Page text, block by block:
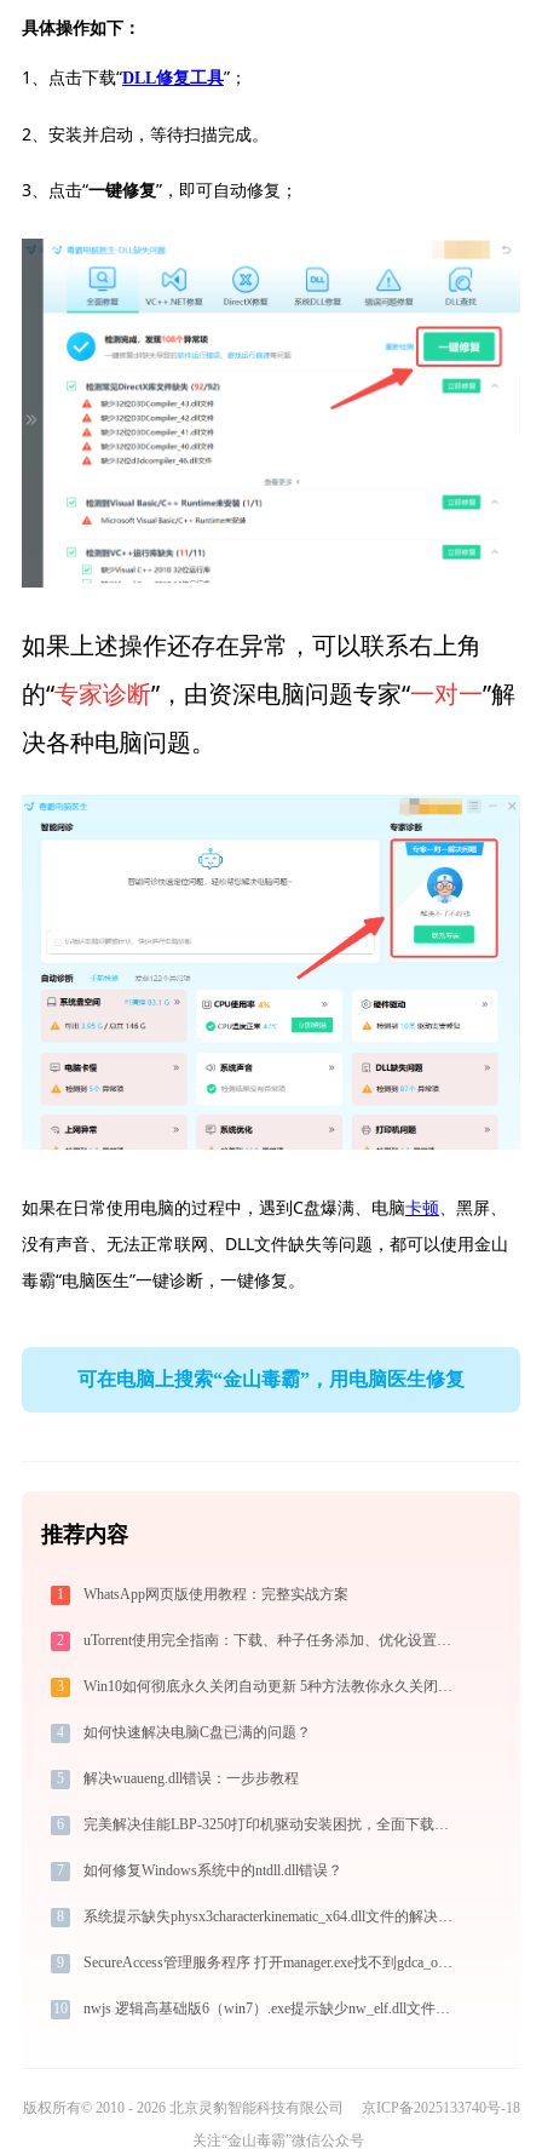
具体操作如下：
1、点击下载“DLL修复工具”；
2、安装并启动，等待扫描完成。
3、点击“一键修复”，即可自动修复；
如果上述操作还存在异常，可以联系右上角
的“专家诊断”，由资深电脑问题专家“一对一”解
决各种电脑问题。
如果在日常使用电脑的过程中，遇到C盘爆满、电脑卡顿、黑屏、
没有声音、无法正常联网、DLL文件缺失等问题，都可以使用金山
毒霸“电脑医生”一键诊断，一键修复。
可在电脑上搜索“金山毒霸”，用电脑医生修复
推荐内容
1 WhatsApp网页版使用教程：完整实战方案
2 uTorrent使用完全指南：下载、种子任务添加、优化设置与BT客户端对比
3 Win10如何彻底永久关闭自动更新 5种方法教你永久关闭win10自动更新
4 如何快速解决电脑C盘已满的问题？
5 解决wuaueng.dll错误：一步步教程
6 完美解决佳能LBP-3250打印机驱动安装困扰，全面下载安装教程
7 如何修复Windows系统中的ntdll.dll错误？
8 系统提示缺失physx3characterkinematic_x64.dll文件的解决方法
9 SecureAccess管理服务程序 打开manager.exe找不到gdca_openssl_api.dll怎么办
10 nwjs 逻辑高基础版6（win7）.exe提示缺少nw_elf.dll文件的解决办法
版权所有© 2010 - 2026 北京灵豹智能科技有限公司
京ICP备2025133740号-18
关注“金山毒霸”微信公众号